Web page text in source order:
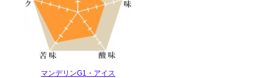
マンデリンG1・アイス